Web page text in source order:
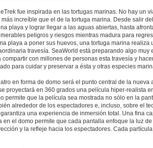
fue inspirada en las tortugas marinas. No hay un
más increíble que el de la tortuga marina. Desde salir
playa y lograr llegar a las aguas abiertas, hasta
peligros y riesgos mientras madura para
playa a poner sus huevos, una tortuga marina realiza
travesía. SeaWorld está preparando algo muy
compartir con millones de personas esta travesía y
para cuidar y preservar a ésta y otras especies
en forma de domo será el punto central de la nueva
proyectará en 360 grados una película hiper-realista
permite que la película sea mostrada no sólo en la
alrededor de los espectadores e, incluso, sobre el
una experiencia de inmersión total. Una fina
en el domo permite que cada pantalla enfoque la luz
y la refleje hacia los espectadores. Cada